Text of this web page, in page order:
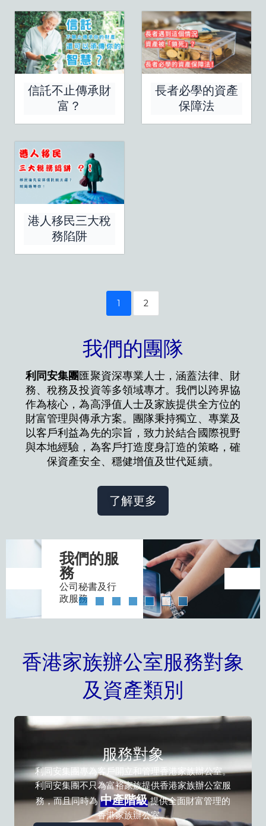
信託不止傳承財
富？
長者必學的資產
保障法
港人移民三大稅
務陷阱
1 2
我們的團隊
利同安集團匯聚資深專業人士，涵蓋法律、財
務、稅務及投資等多領域專才。我們以跨界協
作為核心，為高淨值人士及家族提供全方位的
財富管理與傳承方案。團隊秉持獨立、專業及
以客戶利益為先的宗旨，致力於結合國際視野
與本地經驗，為客戶打造度身訂造的策略，確
保資產安全、穩健增值及世代延續。
了解更多
我們的服
務
公司秘書及行
政服務
香港家族辦公室服務對象
及資產類別
服務對象
利同安集團專為客戶開立和管理香港家族辦公室。
利同安集團不只為富裕家族提供香港家族辦公室服
務，而且同時為 中產階級 提供全面財富管理的
香港家族辦公室。